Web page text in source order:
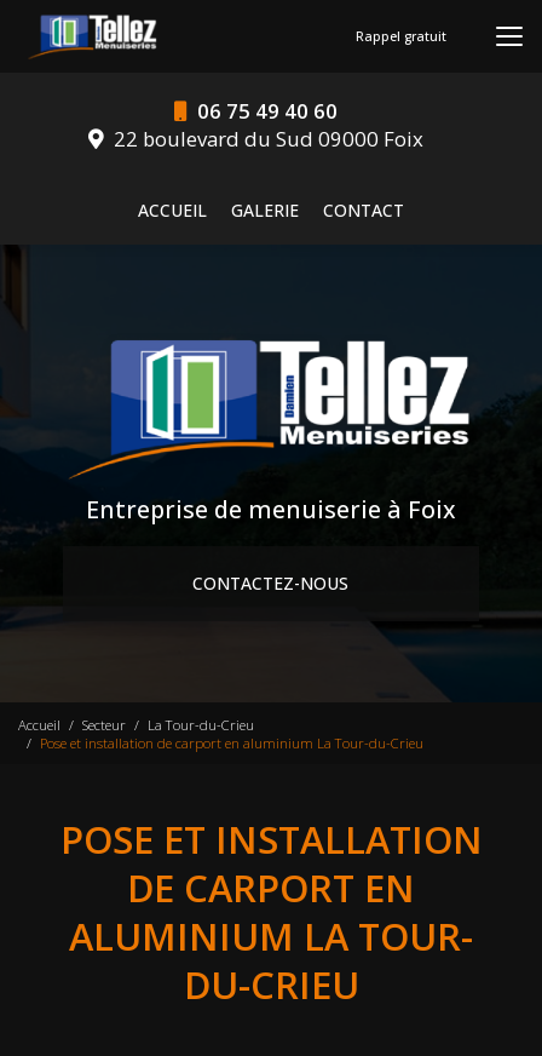
contenu
06 75 49 40 60
22 boulevard du Sud 09000 Foix
ACCUEIL
GALERIE CONTACT
Rappel gratuit
Entreprise de menuiserie à Foix
CONTACTEZ-NOUS
Accueil Secteur
La Tour-du-Crieu
Pose et installation de carport en aluminium La Tour-du-Crieu
POSE ET INSTALLATION
DE CARPORT EN
ALUMINIUM LA TOUR-
DU-CRIEU